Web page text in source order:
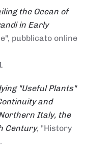
the Ocean of
in Early
pubblicato online
"Useful Plants"
and
Italy, the
Century, "History